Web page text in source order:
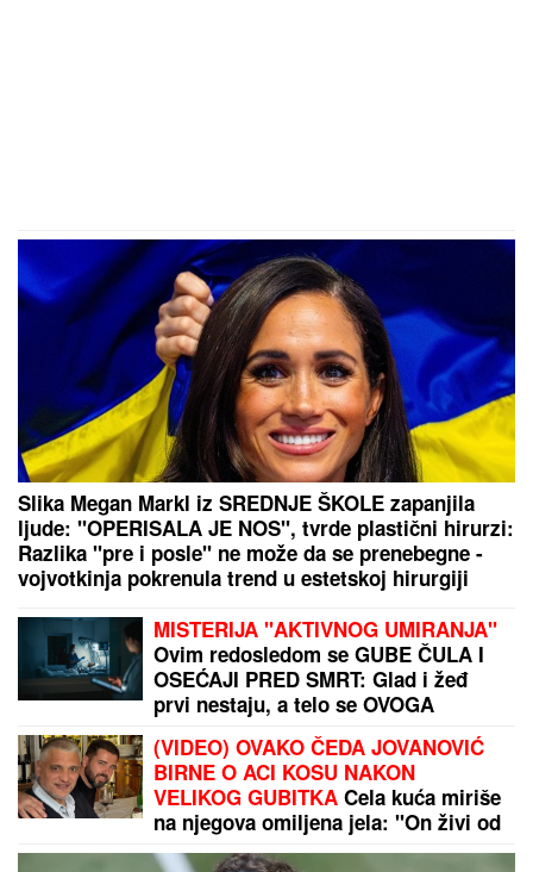
Slika Megan Markl iz SREDNJE ŠKOLE zapanjila
ljude: "OPERISALA JE NOS", tvrde plastični hirurzi:
Razlika "pre i posle" ne može da se prenebegne -
vojvotkinja pokrenula trend u estetskoj hirurgiji
MISTERIJA "AKTIVNOG UMIRANJA"
Ovim redosledom se GUBE ČULA I
OSEĆAJI PRED SMRT: Glad i žeđ
prvi nestaju, a telo se OVOGA
POSLEDNJE ODRIČE, tvrde
NEURONAUČNICI
(VIDEO) OVAKO ČEDA JOVANOVIĆ
BIRNE O ACI KOSU NAKON
VELIKOG GUBITKA Cela kuća miriše
na njegova omiljena jela: "On živi od
ljubavi"